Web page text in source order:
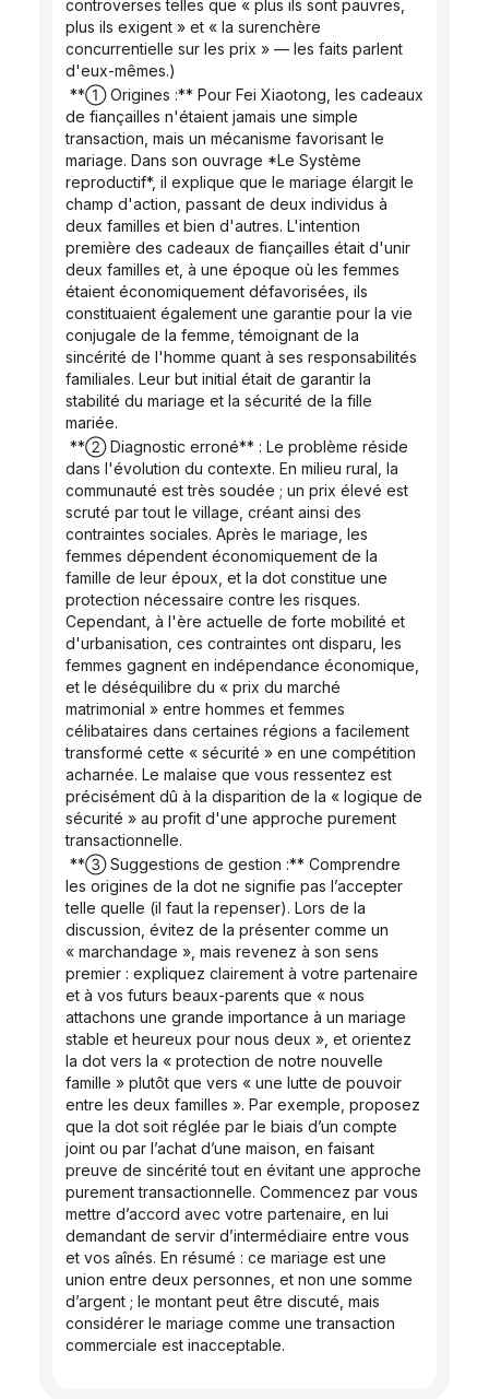
controverses telles que « plus ils sont pauvres,
plus ils exigent » et « la surenchère
concurrentielle sur les prix » — les faits parlent
d'eux-mêmes.)
de fiançailles n'étaient jamais une simple
transaction, mais un mécanisme favorisant le
mariage. Dans son ouvrage *Le Système
reproductif*, il explique que le mariage élargit le
champ d'action, passant de deux individus à
deux familles et bien d'autres. L'intention
première des cadeaux de fiançailles était d'unir
deux familles et, à une époque où les femmes
étaient économiquement défavorisées, ils
constituaient également une garantie pour la vie
conjugale de la femme, témoignant de la
sincérité de l'homme quant à ses responsabilités
familiales. Leur but initial était de garantir la
stabilité du mariage et la sécurité de la fille
mariée.
dans l'évolution du contexte. En milieu rural, la
communauté est très soudée ; un prix élevé est
scruté par tout le village, créant ainsi des
contraintes sociales. Après le mariage, les
femmes dépendent économiquement de la
famille de leur époux, et la dot constitue une
protection nécessaire contre les risques.
Cependant, à l'ère actuelle de forte mobilité et
d'urbanisation, ces contraintes ont disparu, les
femmes gagnent en indépendance économique,
et le déséquilibre du « prix du marché
matrimonial » entre hommes et femmes
célibataires dans certaines régions a facilement
transformé cette « sécurité » en une compétition
acharnée. Le malaise que vous ressentez est
précisément dû à la disparition de la « logique de
sécurité » au profit d'une approche purement
transactionnelle.
les origines de la dot ne signifie pas l’accepter
telle quelle (il faut la repenser). Lors de la
discussion, évitez de la présenter comme un
« marchandage », mais revenez à son sens
premier : expliquez clairement à votre partenaire
et à vos futurs beaux-parents que « nous
attachons une grande importance à un mariage
stable et heureux pour nous deux », et orientez
la dot vers la « protection de notre nouvelle
famille » plutôt que vers « une lutte de pouvoir
entre les deux familles ». Par exemple, proposez
que la dot soit réglée par le biais d’un compte
joint ou par l’achat d’une maison, en faisant
preuve de sincérité tout en évitant une approche
purement transactionnelle. Commencez par vous
mettre d’accord avec votre partenaire, en lui
demandant de servir d’intermédiaire entre vous
et vos aînés. En résumé : ce mariage est une
union entre deux personnes, et non une somme
d’argent ; le montant peut être discuté, mais
considérer le mariage comme une transaction
commerciale est inacceptable.